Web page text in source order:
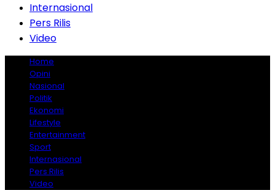
Internasional
Pers Rilis
Video
Home
Opini
Nasional
Politik
Ekonomi
Lifestyle
Entertainment
Sport
Internasional
Pers Rilis
Video